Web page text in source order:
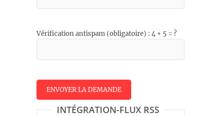
Vérification antispam (obligatoire) : 4 + 5 = ?
INTÉGRATION-FLUX RSS